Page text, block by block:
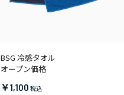
BSG 冷感タオル
オープン価格
￥1,100